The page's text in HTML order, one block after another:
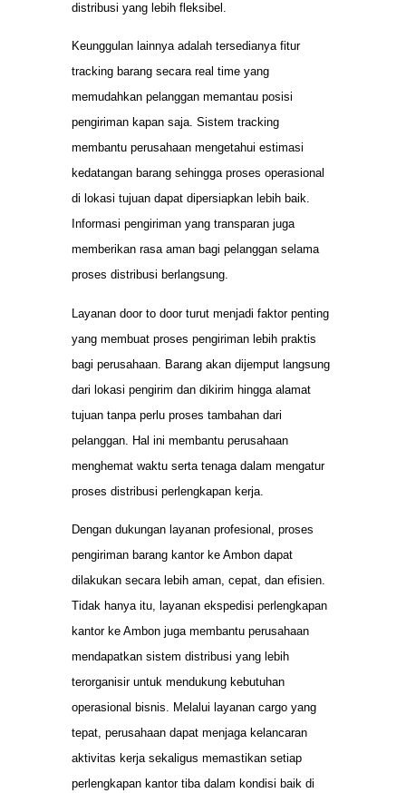
distribusi yang lebih fleksibel.
Keunggulan lainnya adalah tersedianya fitur
tracking barang secara real time yang
memudahkan pelanggan memantau posisi
pengiriman kapan saja. Sistem tracking
membantu perusahaan mengetahui estimasi
kedatangan barang sehingga proses operasional
di lokasi tujuan dapat dipersiapkan lebih baik.
Informasi pengiriman yang transparan juga
memberikan rasa aman bagi pelanggan selama
proses distribusi berlangsung.
Layanan door to door turut menjadi faktor penting
yang membuat proses pengiriman lebih praktis
bagi perusahaan. Barang akan dijemput langsung
dari lokasi pengirim dan dikirim hingga alamat
tujuan tanpa perlu proses tambahan dari
pelanggan. Hal ini membantu perusahaan
menghemat waktu serta tenaga dalam mengatur
proses distribusi perlengkapan kerja.
Dengan dukungan layanan profesional, proses
pengiriman barang kantor ke Ambon dapat
dilakukan secara lebih aman, cepat, dan efisien.
Tidak hanya itu, layanan ekspedisi perlengkapan
kantor ke Ambon juga membantu perusahaan
mendapatkan sistem distribusi yang lebih
terorganisir untuk mendukung kebutuhan
operasional bisnis. Melalui layanan cargo yang
tepat, perusahaan dapat menjaga kelancaran
aktivitas kerja sekaligus memastikan setiap
perlengkapan kantor tiba dalam kondisi baik di